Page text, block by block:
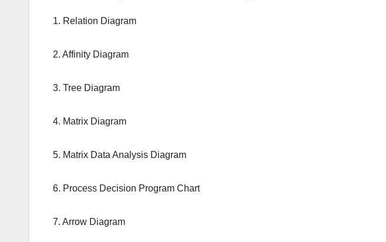
1. Relation Diagram
2. Affinity Diagram
3. Tree Diagram
4. Matrix Diagram
5. Matrix Data Analysis Diagram
6. Process Decision Program Chart
7. Arrow Diagram